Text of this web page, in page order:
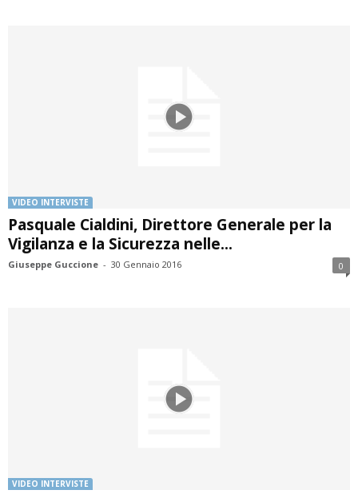
VIDEO INTERVISTE
Pasquale Cialdini, Direttore Generale per la
Vigilanza e la Sicurezza nelle...
Giuseppe Guccione - 30 Gennaio 2016 0
VIDEO INTERVISTE